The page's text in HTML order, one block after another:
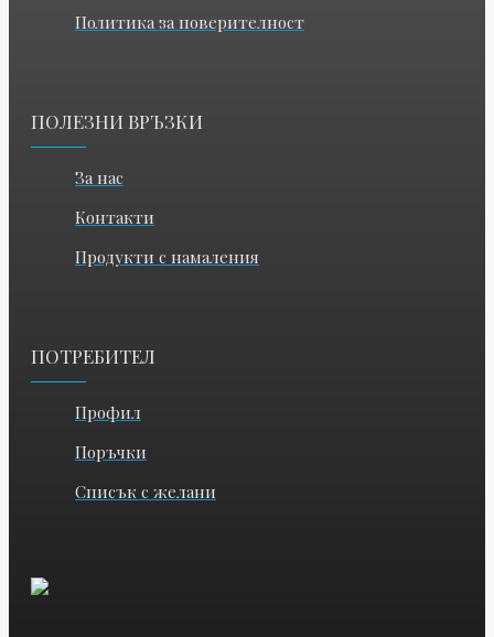
Политика за поверителност
ПОЛЕЗНИ ВРЪЗКИ
За нас
Контакти
Продукти с намаления
ПОТРЕБИТЕЛ
Профил
Поръчки
Списък с желани